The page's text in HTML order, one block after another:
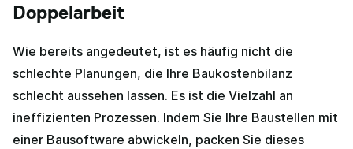
Doppelarbeit
Wie bereits angedeutet, ist es häufig nicht die
schlechte Planungen, die Ihre Baukostenbilanz
schlecht aussehen lassen. Es ist die Vielzahl an
ineffizienten Prozessen. Indem Sie Ihre Baustellen mit
einer Bausoftware abwickeln, packen Sie dieses